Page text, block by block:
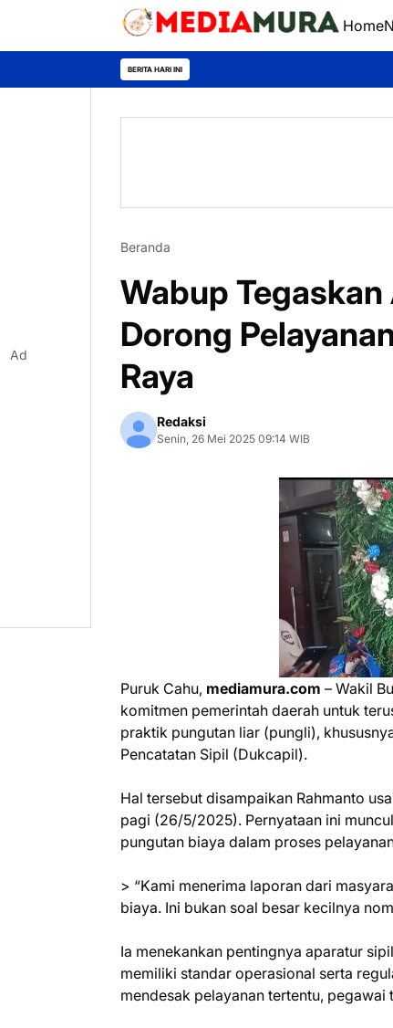
Home
BERITA HARI INI
Beranda
Wabup Tegaskan
Dorong
Raya
Redaksi
Senin, 26 Mei 2025 09:14 WIB
Puruk Cahu, mediamura.com – Wakil
komitmen pemerintah daerah untuk
praktik pungutan liar (pungli),
Pencatatan Sipil (Dukcapil).
Hal tersebut disampaikan Rahmanto
pagi (26/5/2025). Pernyataan ini
pungutan biaya dalam proses
> “Kami menerima laporan dari
biaya. Ini bukan soal besar kecilnya
Ia menekankan pentingnya aparatur
memiliki standar operasional serta
mendesak pelayanan tertentu,
Ad